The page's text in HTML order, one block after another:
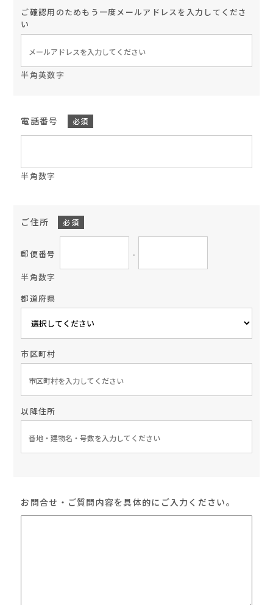
ご確認用のためもう一度メールアドレスを入力してくださ
い
半角英数字
電話番号 必須
半角数字
ご住所 必須
郵便番号
-
半角数字
都道府県
市区町村
以降住所
お問合せ・ご質問内容を具体的にご入力ください。